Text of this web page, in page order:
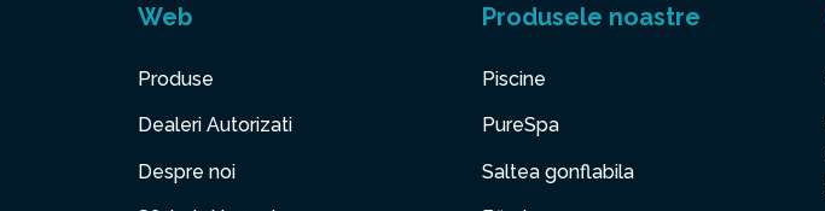
Web
Produse
Dealeri Autorizati
Despre noi
Produsele noastre
Piscine
PureSpa
Saltea gonflabila